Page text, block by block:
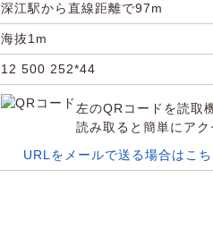
深江駅から直線距離で97m
海抜1m
12 500 252*44
左のQRコードを読取
読み取ると簡単にアク
URLをメールで送る場合はこち